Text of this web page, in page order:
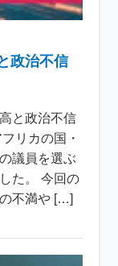
政治不信
と政治不信
リカの国・
議員を選ぶ
た。 今回の
不満や […]